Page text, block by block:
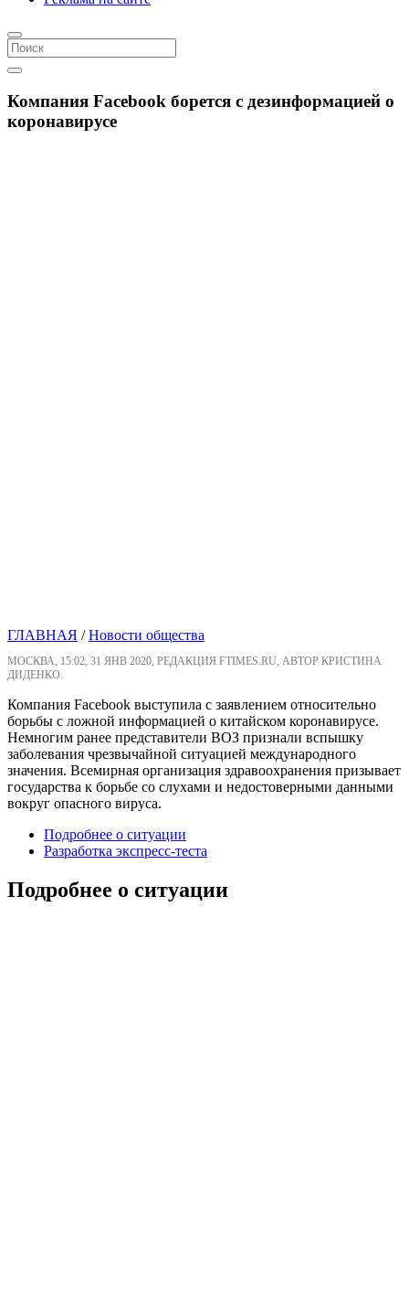
Компания Facebook борется с дезинформацией о
коронавирусе
ГЛАВНАЯ /Новости общества
МОСКВА, 15:02, 31 ЯНВ 2020, РЕДАКЦИЯ FTIMES.RU, АВТОР КРИСТИНА
ДИДЕНКО.
Компания Facebook выступила с заявлением относительно
борьбы с ложной информацией о китайском коронавирусе.
Немногим ранее представители ВОЗ признали вспышку
заболевания чрезвычайной ситуацией международного
значения. Всемирная организация здравоохранения призывает
государства к борьбе со слухами и недостоверными данными
вокруг опасного вируса.
Подробнее о ситуации
Разработка экспресс-теста
Подробнее о ситуации